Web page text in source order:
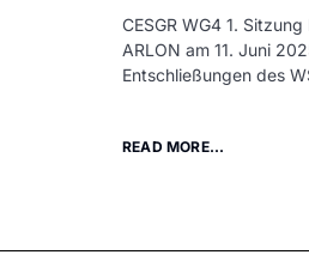
CESGR WG4 1.
ARLON am 11. Juni
Entschließungen des
READ MORE...